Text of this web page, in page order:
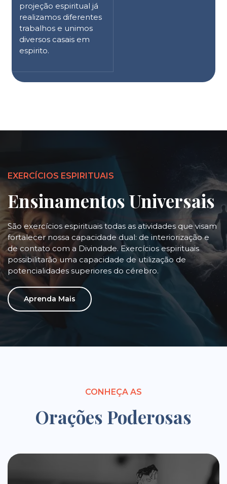
projeção espiritual já
realizamos diferentes
trabalhos e unimos
diversos casais em
espirito.
EXERCÍCIOS ESPIRITUAIS
Ensinamentos Universais
São exercícios espirituais todas as atividades que visam
fortalecer nossa capacidade dual: de interiorização e
de contato com a Divindade. Exercícios espirituais
possibilitarão uma capacidade de utilização de
potencialidades superiores do cérebro.
Aprenda Mais
CONHEÇA AS
Orações Poderosas